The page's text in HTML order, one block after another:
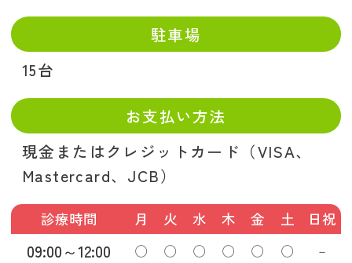
駐車場
15台
お支払い方法
現金またはクレジットカード（VISA、
Mastercard、JCB）
診療時間 月 火 水 木 金 土 日祝
09:00～12:00 ◯ ◯ ◯ ◯ ◯ ◯ －